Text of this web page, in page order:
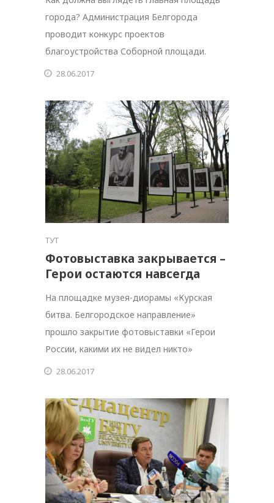
города? Администрация Белгорода
проводит конкурс проектов
благоустройства Соборной площади.
28.06.2017
ТУТ
Фотовыставка закрывается –
Герои остаются навсегда
На площадке музея-диорамы «Курская
битва. Белгородское направление»
прошло закрытие фотовыставки «Герои
России, какими их не видел никто»
28.06.2017